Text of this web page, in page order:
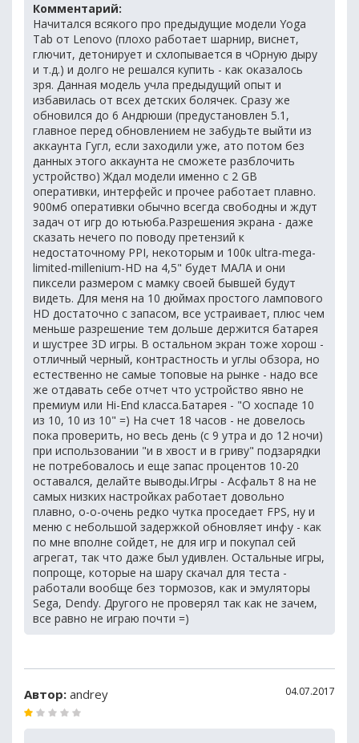
Комментарий:
Начитался всякого про предыдущие модели Yoga
Tab от Lenovo (плохо работает шарнир, виснет,
глючит, детонирует и схлопывается в чОрную дыру
и т.д.) и долго не решался купить - как оказалось
зря. Данная модель учла предыдущий опыт и
избавилась от всех детских болячек. Сразу же
обновился до 6 Андрюши (предустановлен 5.1,
главное перед обновлением не забудьте выйти из
аккаунта Гугл, если заходили уже, ато потом без
данных этого аккаунта не сможете разблочить
устройство) Ждал модели именно с 2 GB
оперативки, интерфейс и прочее работает плавно.
900мб оперативки обычно всегда свободны и ждут
задач от игр до ютьюба.Разрешения экрана - даже
сказать нечего по поводу претензий к
недостаточному PPI, некоторым и 100к ultra-mega-
limited-millenium-HD на 4,5" будет МАЛА и они
пиксели размером с мамку своей бывшей будут
видеть. Для меня на 10 дюймах простого лампового
HD достаточно с запасом, все устраивает, плюс чем
меньше разрешение тем дольше держится батарея
и шустрее 3D игры. В остальном экран тоже хорош -
отличный черный, контрастность и углы обзора, но
естественно не самые топовые на рынке - надо все
же отдавать себе отчет что устройство явно не
премиум или Hi-End класса.Батарея - "О хоспаде 10
из 10, 10 из 10" =) На счет 18 часов - не довелось
пока проверить, но весь день (с 9 утра и до 12 ночи)
при использовании "и в хвост и в гриву" подзарядки
не потребовалось и еще запас процентов 10-20
оставался, делайте выводы.Игры - Асфальт 8 на не
самых низких настройках работает довольно
плавно, о-о-очень редко чутка проседает FPS, ну и
меню с небольшой задержкой обновляет инфу - как
по мне вполне сойдет, не для игр и покупал сей
агрегат, так что даже был удивлен. Остальные игры,
попроще, которые на шару скачал для теста -
работали вообще без тормозов, как и эмуляторы
Sega, Dendy. Другого не проверял так как не зачем,
все равно не играю почти =)
Автор: andrey 04.07.2017